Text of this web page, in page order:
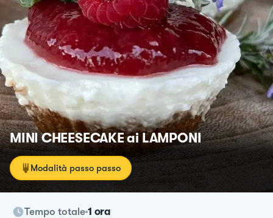
MINI CHEESECAKE ai LAMPONI
Modalità passo passo
Tempo totale 1 ora